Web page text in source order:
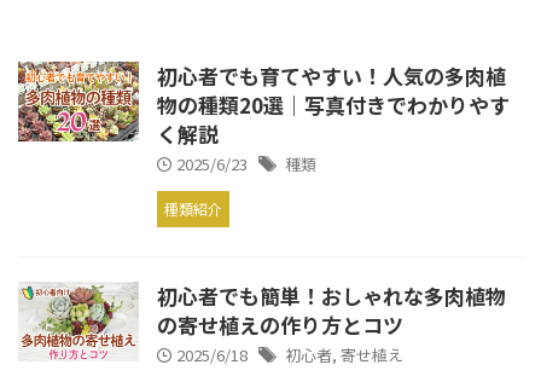
初心者でも育てやすい！人気の多肉植
物の種類20選｜写真付きでわかりやす
く解説
2025/6/23 種類
種類紹介
初心者でも簡単！おしゃれな多肉植物
の寄せ植えの作り方とコツ
2025/6/18 初心者, 寄せ植え